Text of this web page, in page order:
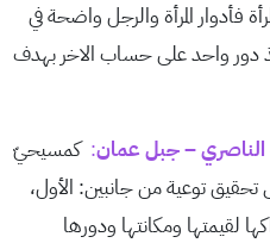
فأدوار المرأة والرجل واضحة في
دور واحد على حساب الاخر بهدف
الناصري – جبل عمان: كمسيحيّ
تحقيق توعية من جانبين: الأول،
لقيمتها ومكانتها ودورها